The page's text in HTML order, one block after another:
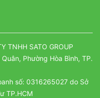
TNHH SATO GROUP
Phường Hòa Bình, TP.
số: 0316265027 do Sở
TP.HCM